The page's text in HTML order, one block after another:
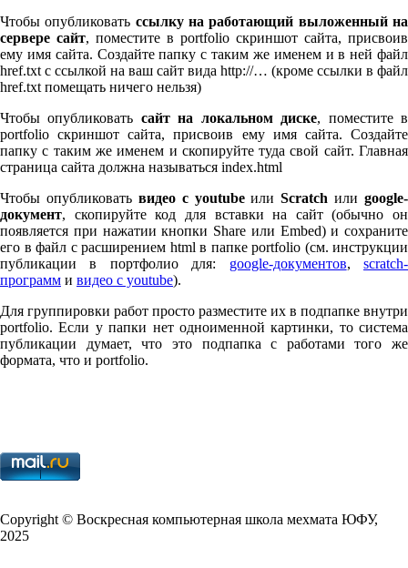
Чтобы опубликовать ссылку на работающий выложенный на
сервере сайт, поместите в port­fo­lio скриншот сайта, присвоив
ему имя сайта. Создайте папку с таким же именем и в ней файл
href.txt с ссылкой на ваш сайт вида http://… (кроме ссылки в файл
href.txt помещать ничего нельзя)
Чтобы опубликовать сайт на локальном диске, поместите в
port­fo­lio скриншот сайта, присвоив ему имя сайта. Создайте
папку с таким же именем и скопируйте туда свой сайт. Главная
страница сайта должна называться index.html
Чтобы опубликовать видео с youtubeилиScratch или google-
документ, скопируйте код для вставки на сайт (обычно он
появляется при нажатии кнопки Share или Embed) и сохраните
его в файл с расширением html в папке port­fo­lio (см. инструкции
публикации в портфолио для: google-документов,scratch-
программ и видео с youtube).
Для группировки работ просто разместите их в подпапке внутри
port­fo­lio. Если у папки нет одноименной картинки, то система
публикации думает, что это подпапка с работами того же
формата, что и port­fo­lio.
Copy­right © Воскресная компьютерная школа мехмата ЮФУ,
2025